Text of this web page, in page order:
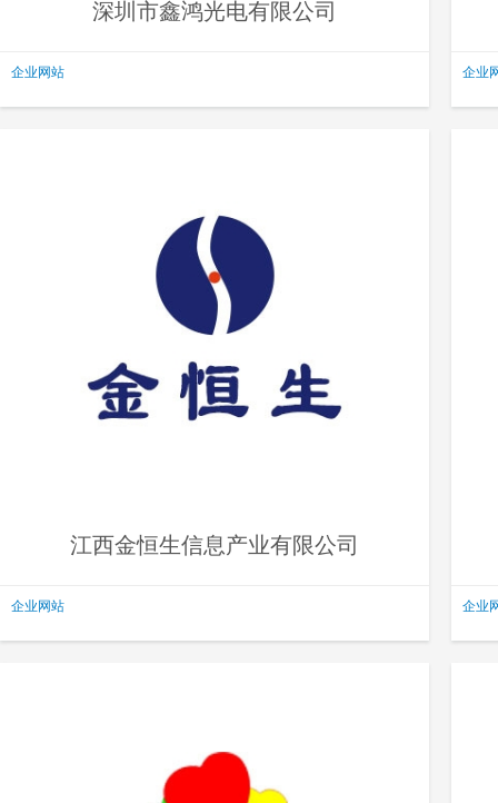
深圳市鑫鸿光电有限公司
企业网站 企业
江西金恒生信息产业有限公司
企业网站 企业